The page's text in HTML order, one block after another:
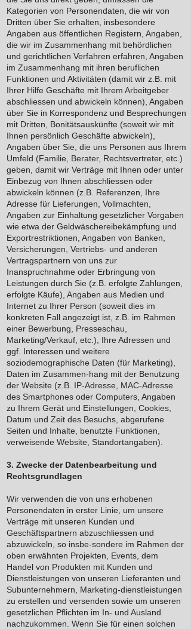
Kategorien von Personendaten, die wir von
Dritten über Sie erhalten, insbesondere
Angaben aus öffentlichen Registern, Angaben,
die wir im Zusammenhang mit behördlichen
und gerichtlichen Verfahren erfahren, Angaben
im Zusammenhang mit ihren beruflichen
Funktionen und Aktivitäten (damit wir z.B. mit
Ihrer Hilfe Geschäfte mit Ihrem Arbeitgeber
abschliessen und abwickeln können), Angaben
über Sie in Korrespondenz und Besprechungen
mit Dritten, Bonitätsauskünfte (soweit wir mit
Ihnen persönlich Geschäfte abwickeln),
Angaben über Sie, die uns Personen aus Ihrem
Umfeld (Familie, Berater, Rechtsvertreter, etc.)
geben, damit wir Verträge mit Ihnen oder unter
Einbezug von Ihnen abschliessen oder
abwickeln können (z.B. Referenzen, Ihre
Adresse für Lieferungen, Vollmachten,
Angaben zur Einhaltung gesetzlicher Vorgaben
wie etwa der Geldwäschereibekämpfung und
Exportrestriktionen, Angaben von Banken,
Versicherungen, Vertriebs- und anderen
Vertragspartnern von uns zur
Inanspruchnahme oder Erbringung von
Leistungen durch Sie (z.B. erfolgte Zahlungen,
erfolgte Käufe), Angaben aus Medien und
Internet zu Ihrer Person (soweit dies im
konkreten Fall angezeigt ist, z.B. im Rahmen
einer Bewerbung, Presseschau,
Marketing/Verkauf, etc.), Ihre Adressen und
ggf. Interessen und weitere
soziodemographische Daten (für Marketing),
Daten im Zusammen-hang mit der Benutzung
der Website (z.B. IP-Adresse, MAC-Adresse
des Smartphones oder Computers, Angaben
zu Ihrem Gerät und Einstellungen, Cookies,
Datum und Zeit des Besuchs, abgerufene
Seiten und Inhalte, benutzte Funktionen,
verweisende Website, Standortangaben).
3. Zwecke der Datenbearbeitung und
Rechtsgrundlagen
Wir verwenden die von uns erhobenen
Personendaten in erster Linie, um unsere
Verträge mit unseren Kunden und
Geschäftspartnern abzuschliessen und
abzuwickeln, so insbe-sondere im Rahmen der
oben erwähnten Projekten, Events, dem
Handel von Produkten mit Kunden und
Dienstleistungen von unseren Lieferanten und
Subunternehmern, Marketing-dienstleistungen
zu erstellen und versenden sowie um unseren
gesetzlichen Pflichten im In- und Ausland
nachzukommen. Wenn Sie für einen solchen